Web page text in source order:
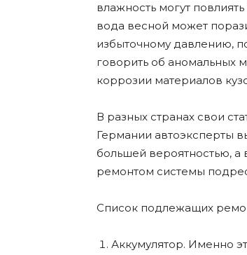
влажность могут
вода весной может
избыточному давлению,
говорить об аномальных
коррозии материалов
В разных странах свои
Германии автоэксперты
большей вероятностью,
ремонтом системы
Список подлежащих
Аккумулятор. Именно